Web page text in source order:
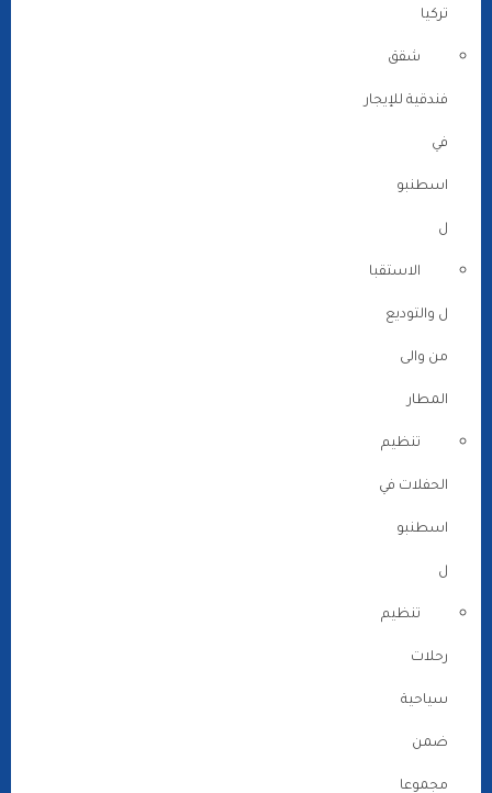
تركيا
شقق
فندقية للإيجار
في
اسطنبو
ل
الاستقبا
ل والتوديع
من والى
المطار
تنظيم
الحفلات في
اسطنبو
ل
تنظيم
رحلات
سياحية
ضمن
مجموعا